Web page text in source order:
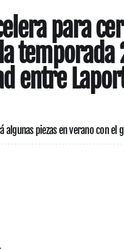
para
temporada
entre
algunas piezas en verano con el